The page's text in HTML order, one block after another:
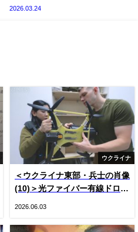
2026.03.24
ウクライナ
＜ウクライナ東部・兵士の肖像
(10)＞光ファイバー有線ドロー
2026.06.03